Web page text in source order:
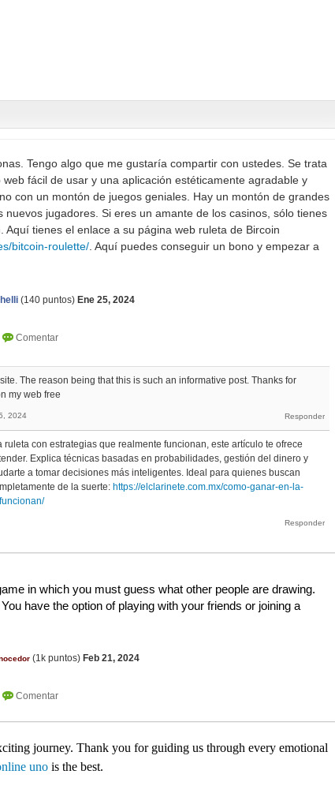
Tengo algo que me gustaría compartir con ustedes. Se trata
fácil de usar y una aplicación estéticamente agradable y
con un montón de juegos geniales. Hay un montón de grandes
nuevos jugadores. Si eres un amante de los casinos, sólo tienes
Aquí tienes el enlace a su página web ruleta de Bircoin
bitcoin-roulette/. Aquí puedes conseguir un bono y empezar a
(140 puntos) Ene 25, 2024
The reason being that this is such an informative post. Thanks for
my web free
2024
con estrategias que realmente funcionan, este artículo te ofrece
Explica técnicas basadas en probabilidades, gestión del dinero y
a tomar decisiones más inteligentes. Ideal para quienes buscan
de la suerte: https://elclarinete.com.mx/como-ganar-en-la-
in which you must guess what other people are drawing.
have the option of playing with your friends or joining a
(1k puntos) Feb 21, 2024
journey. Thank you for guiding us through every emotional
uno is the best.